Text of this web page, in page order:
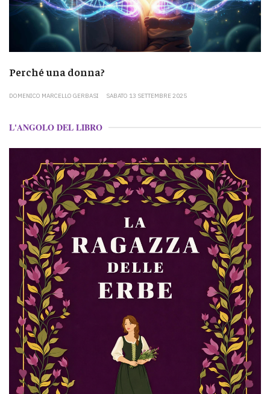
Perché una donna?
DOMENICO MARCELLO GERBASI SABATO 13 SETTEMBRE 2025
L'ANGOLO DEL LIBRO